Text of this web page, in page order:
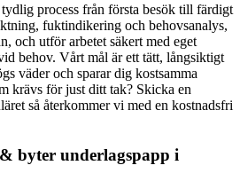
process från första besök till färdigt
fuktindikering och behovsanalys,
och utför arbetet säkert med eget
behov. Vårt mål är ett tätt, långsiktigt
väder och sparar dig kostsamma
krävs för just ditt tak? Skicka en
så återkommer vi med en kostnadsfri
byter underlagspapp i